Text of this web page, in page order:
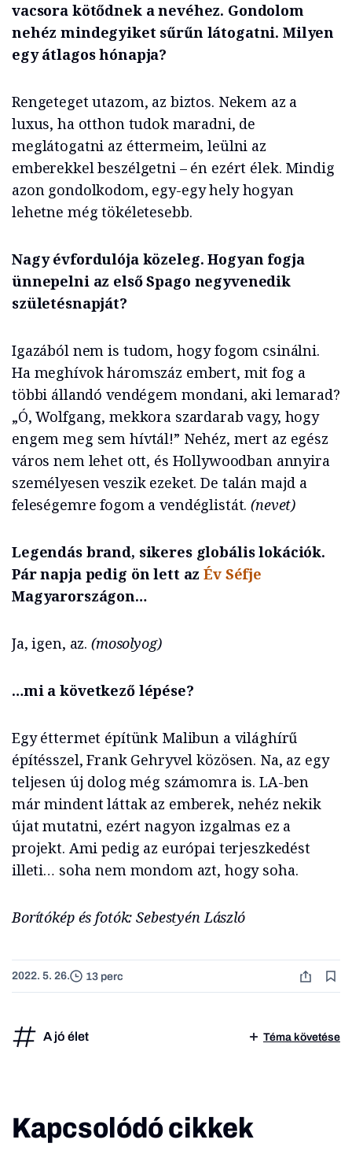
vacsora kötődnek a nevéhez. Gondolom
nehéz mindegyiket sűrűn látogatni. Milyen
egy átlagos hónapja?
Rengeteget utazom, az biztos. Nekem az a
luxus, ha otthon tudok maradni, de
meglátogatni az éttermeim, leülni az
emberekkel beszélgetni – én ezért élek. Mindig
azon gondolkodom, egy-egy hely hogyan
lehetne még tökéletesebb.
Nagy évfordulója közeleg. Hogyan fogja
ünnepelni az első Spago negyvenedik
születésnapját?
Igazából nem is tudom, hogy fogom csinálni.
Ha meghívok háromszáz embert, mit fog a
többi állandó vendégem mondani, aki lemarad?
„Ó, Wolfgang, mekkora szardarab vagy, hogy
engem meg sem hívtál!” Nehéz, mert az egész
város nem lehet ott, és Hollywoodban annyira
személyesen veszik ezeket. De talán majd a
feleségemre fogom a vendéglistát.(nevet)
Legendás brand, sikeres globális lokációk.
Pár napja pedig ön lett azÉv Séfje
Magyarországon…
Ja, igen, az. (mosolyog)
…mi a következő lépése?
Egy éttermet építünk Malibun a világhírű
építésszel, Frank Gehryvel közösen. Na, az egy
teljesen új dolog még számomra is. LA-ben
már mindent láttak az emberek, nehéz nekik
újat mutatni, ezért nagyon izgalmas ez a
projekt. Ami pedig az európai terjeszkedést
illeti… soha nem mondom azt, hogy soha.
Borítókép és fotók: Sebestyén László
2022. 5. 26. 13 perc
A jó élet Téma követése
Kapcsolódó cikkek